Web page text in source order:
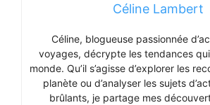
Céline Lambert
Céline, blogueuse passionnée
voyages, décrypte les tendances
monde. Qu’il s’agisse d’explorer les
planète ou d’analyser les sujets
brûlants, je partage mes